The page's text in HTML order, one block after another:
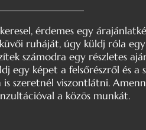
érdemes egy
ruháját, úgy küldj róla
számodra egy részletes
egy képet a felsőrészről és a
szeretnél viszontlátni.
a közös munkát.